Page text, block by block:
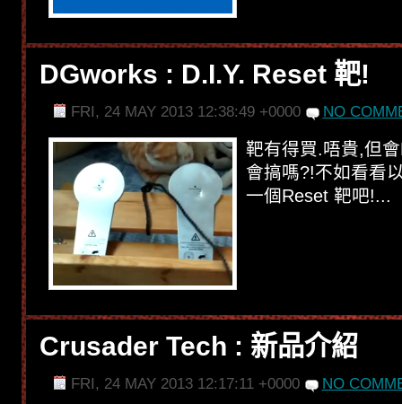
DGworks : D.I.Y. Reset 靶!
FRI, 24 MAY 2013 12:38:49 +0000 NO
靶有得買.唔貴,但
會搞嗎?!不如看看
一個Reset 靶吧!...
Crusader Tech : 新品介紹
FRI, 24 MAY 2013 12:17:11 +0000 NO